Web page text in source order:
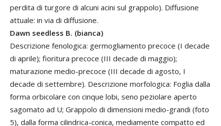
perdita di turgore di alcuni acini sul grappolo). Diffusione
attuale: in via di diffusione.
Dawn seedless B. (bianca)
Descrizione fenologica: germogliamento precoce (I decade
di aprile); fioritura precoce (III decade di maggio);
maturazione medio-precoce (III decade di agosto, I
decade di settembre). Descrizione morfologica: Foglia dalla
forma orbicolare con cinque lobi, seno peziolare aperto
sagomato ad U; Grappolo di dimensioni medio-grandi (foto
5), dalla forma cilindrica-conica, mediamente compatto ed